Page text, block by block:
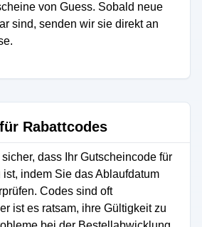
von Guess. Sobald neue
sind, senden wir sie direkt an
Rabattcodes
dass Ihr Gutscheincode für
indem Sie das Ablaufdatum
Codes sind oft
ist es ratsam, ihre Gültigkeit zu